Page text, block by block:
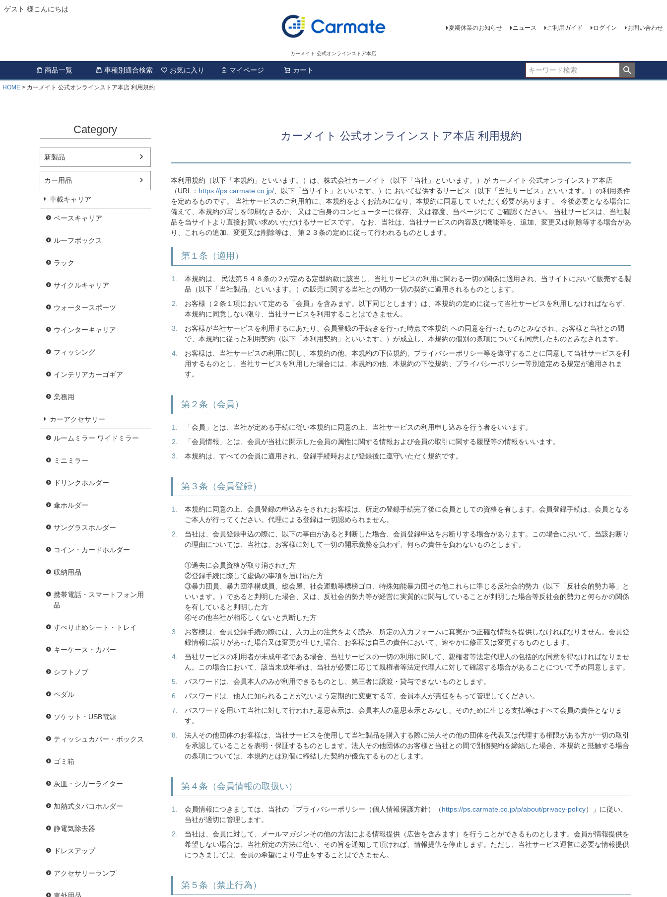
ゲスト 様こんにちは
カーメイト 公式オンラインストア本店
夏期休業のお知らせ ニュース ご利用ガイド ログイン お問い合わせ
商品一覧 車種別適合検索 お気に入り マイページ カート
HOME カーメイト 公式オンラインストア本店 利用規約
Category
新製品
カー用品
車載キャリア
ベースキャリア
ルーフボックス
ラック
サイクルキャリア
ウォータースポーツ
ウインターキャリア
フィッシング
インテリアカーゴギア
業務用
カーアクセサリー
ルームミラー ワイドミラー
ミニミラー
ドリンクホルダー
傘ホルダー
サングラスホルダー
コイン・カードホルダー
収納用品
携帯電話・スマートフォン用
品
すべり止めシート・トレイ
キーケース・カバー
シフトノブ
ペダル
ソケット・USB電源
ティッシュカバー・ボックス
ゴミ箱
灰皿・シガーライター
加熱式タバコホルダー
静電気除去器
ドレスアップ
アクセサリーランプ
カーメイト 公式オンラインストア本店 利用規約
本利用規約（以下「本規約」といいます。）は、株式会社カーメイト（以下「当社」といいます。）が カーメイト 公式オンラインストア本店
（URL： https://ps.carmate.co.jp/ 、以下「当サイト」といいます。）に おいて提供するサービス（以下「当社サービス」といいます。）の利用条件
を定めるものです。 当社サービスのご利用前に、本規約をよくお読みになり、本規約に同意して いただく必要があります 。 今後必要となる場合に
備えて、本規約の写しを印刷なさるか、 又はご自身のコンピューターに保存、 又は都度、当ページにて ご確認ください。 当社サービスは、当社製
品を当サイトより直接お買い求めいただけるサービスです。 なお、当社は、当社サービスの内容及び機能等を、追加、変更又は削除等する場合があ
り、これらの追加、変更又は削除等は、 第２３条の定めに従って行われるものとします。
第１条（適用）
本規約は、 民法第５４８条の２が定める定型約款に該当し、当社サービスの利用に関わる一切の関係に適用され、当サイトにおいて販売する製
品（以下「当社製品」といいます。）の販売に関する当社との間の一切の契約に適用されるものとします。
お客様（２条１項において定める「会員」を含みます。以下同じとします）は、本規約の定めに従って当社サービスを利用しなければならず、
本規約に同意しない限り、当社サービスを利用することはできません。
お客様が当社サービスを利用するにあたり、会員登録の手続きを行った時点で本規約 への同意を行ったものとみなされ、お客様と当社との間
で、本規約に従った利用契約（以下「本利用契約」といいます。）が成立し、本規約の個別の条項についても同意したものとみなされます。
お客様は、当社サービスの利用に関し、本規約の他、本規約の下位規約、プライバシーポリシー等を遵守することに同意して当社サービスを利
用するものとし、当社サービスを利用した場合には、本規約の他、本規約の下位規約、プライバシーポリシー等別途定める規定が適用されま
す。
第２条（会員）
「会員」とは、当社が定める手続に従い本規約に同意の上、当社サービスの利用申し込みを行う者をいいます。
「会員情報」とは、会員が当社に開示した会員の属性に関する情報および会員の取引に関する履歴等の情報をいいます。
本規約は、すべての会員に適用され、登録手続時および登録後に遵守いただく規約です。
第３条（会員登録）
本規約に同意の上、会員登録の申込みをされたお客様は、所定の登録手続完了後に会員としての資格を有します。会員登録手続は、会員となる
ご本人が行ってください。代理による登録は一切認められません。
当社は、会員登録申込の際に、以下の事由があると判断した場合、会員登録申込をお断りする場合があります。この場合において、当該お断り
の理由については、当社は、お客様に対して一切の開示義務を負わず、何らの責任を負わないものとします。
①過去に会員資格が取り消された方
②登録手続に際して虚偽の事項を届け出た方
③暴力団員、暴力団準構成員、総会屋、社会運動等標榜ゴロ、特殊知能暴力団その他これらに準じる反社会的勢力（以下「反社会的勢力等」と
いいます。）であると判明した場合、又は、反社会的勢力等が経営に実質的に関与していることが判明した場合等反社会的勢力と何らかの関係
を有していると判明した方
④その他当社が相応しくないと判断した方
お客様は、会員登録手続の際には、入力上の注意をよく読み、所定の入力フォームに真実かつ正確な情報を提供しなければなりません。会員登
録情報に誤りがあった場合又は変更が生じた場合、お客様は自己の責任において、速やかに修正又は変更するものとします。
当社サービスの利用者が未成年者である場合、当社サービスの一切の利用に関して、親権者等法定代理人の包括的な同意を得なければなりませ
ん。この場合において、該当未成年者は、当社が必要に応じて親権者等法定代理人に対して確認する場合があることについて予め同意します。
パスワードは、会員本人のみが利用できるものとし、第三者に譲渡・貸与できないものとします。
パスワードは、他人に知られることがないよう定期的に変更する等、会員本人が責任をもって管理してください。
パスワードを用いて当社に対して行われた意思表示は、会員本人の意思表示とみなし、そのために生じる支払等はすべて会員の責任となりま
す。
法人その他団体のお客様は、当社サービスを使用して当社製品を購入する際に法人その他の団体を代表又は代理する権限がある方が一切の取引
を承認していることを表明・保証するものとします。法人その他団体のお客様と当社との間で別個契約を締結した場合、本規約と抵触する場合
の条項については、本規約とは別個に締結した契約が優先するものとします。
第４条（会員情報の取扱い）
会員情報につきましては、当社の「プライバシーポリシー（個人情報保護方針）（https://ps.carmate.co.jp/p/about/privacy-policy）」に従い、
当社が適切に管理します。
当社は、会員に対して、メールマガジンその他の方法による情報提供（広告を含みます）を行うことができるものとします。会員が情報提供を
希望しない場合は、当社所定の方法に従い、その旨を通知して頂ければ、情報提供を停止します。ただし、当社サービス運営に必要な情報提供
につきましては、会員の希望により停止をすることはできません。
第５条（禁止行為）